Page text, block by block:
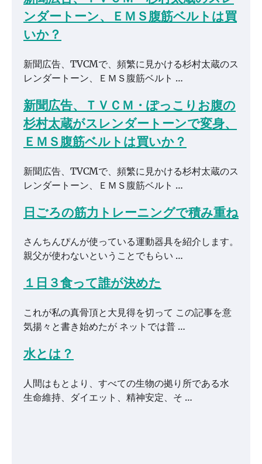
ンダートーン、ＥＭＳ腹筋ベルトは買
いか？
新聞広告、TVCMで、頻繁に見かける杉村太蔵のス
レンダートーン、ＥＭＳ腹筋ベルト …
新聞広告、ＴＶＣＭ・ぽっこりお腹の
杉村太蔵がスレンダートーンで変身、
ＥＭＳ腹筋ベルトは買いか？
新聞広告、TVCMで、頻繁に見かける杉村太蔵のス
レンダートーン、ＥＭＳ腹筋ベルト …
日ごろの筋力トレーニングで積み重ね
さんちんぴんが使っている運動器具を紹介します。
親父が使わないということでもらい …
１日３食って誰が決めた
これが私の真骨頂と大見得を切って この記事を意
気揚々と書き始めたが ネットでは普 …
水とは？
人間はもとより、すべての生物の拠り所である水
生命維持、ダイエット、精神安定、そ …